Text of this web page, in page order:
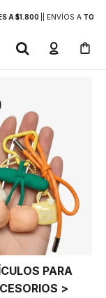
A $1.800 | ENVÍOS ATODO
PARA
>